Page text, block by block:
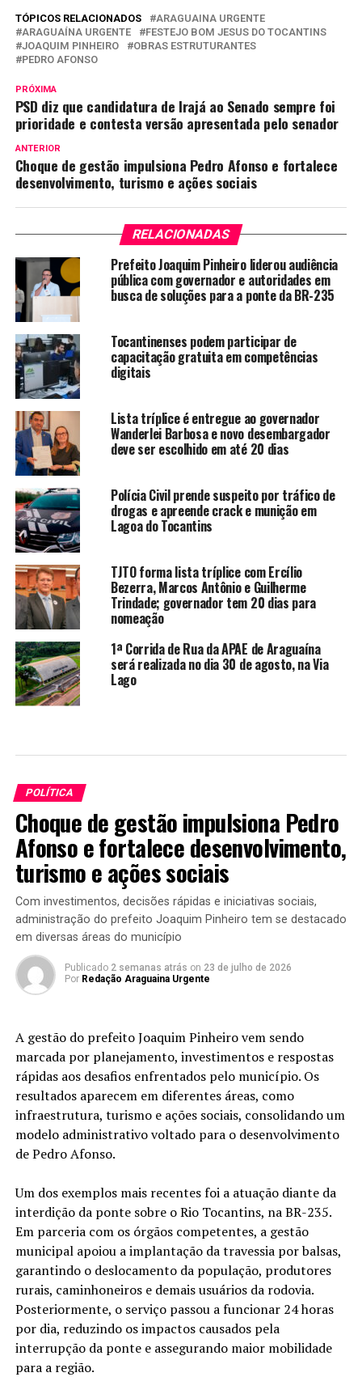
TÓPICOS RELACIONADOS
ARAGUAINA URGENTE
ARAGUAÍNA URGENTE
FESTEJO BOM JESUS DO TOCANTINS
JOAQUIM PINHEIRO
OBRAS ESTRUTURANTES
PEDRO AFONSO
PRÓXIMA
PSD diz que candidatura de Irajá ao Senado sempre foi
prioridade e contesta versão apresentada pelo senador
ANTERIOR
Choque de gestão impulsiona Pedro Afonso e fortalece
desenvolvimento, turismo e ações sociais
RELACIONADAS
Prefeito Joaquim Pinheiro liderou audiência
pública com governador e autoridades em
busca de soluções para a ponte da BR-235
Tocantinenses podem participar de
capacitação gratuita em competências
digitais
Lista tríplice é entregue ao governador
Wanderlei Barbosa e novo desembargador
deve ser escolhido em até 20 dias
Polícia Civil prende suspeito por tráfico de
drogas e apreende crack e munição em
Lagoa do Tocantins
TJTO forma lista tríplice com Ercílio
Bezerra, Marcos Antônio e Guilherme
Trindade; governador tem 20 dias para
nomeação
1ª Corrida de Rua da APAE de Araguaína
será realizada no dia 30 de agosto, na Via
Lago
POLÍTICA
Choque de gestão impulsiona Pedro
Afonso e fortalece desenvolvimento,
turismo e ações sociais
Com investimentos, decisões rápidas e iniciativas sociais,
administração do prefeito Joaquim Pinheiro tem se destacado
em diversas áreas do município
Publicado 2 semanas atrás on 23 de julho de 2026
Por Redação Araguaina Urgente
A gestão do prefeito Joaquim Pinheiro vem sendo
marcada por planejamento, investimentos e respostas
rápidas aos desafios enfrentados pelo município. Os
resultados aparecem em diferentes áreas, como
infraestrutura, turismo e ações sociais, consolidando um
modelo administrativo voltado para o desenvolvimento
de Pedro Afonso.
Um dos exemplos mais recentes foi a atuação diante da
interdição da ponte sobre o Rio Tocantins, na BR-235.
Em parceria com os órgãos competentes, a gestão
municipal apoiou a implantação da travessia por balsas,
garantindo o deslocamento da população, produtores
rurais, caminhoneiros e demais usuários da rodovia.
Posteriormente, o serviço passou a funcionar 24 horas
por dia, reduzindo os impactos causados pela
interrupção da ponte e assegurando maior mobilidade
para a região.